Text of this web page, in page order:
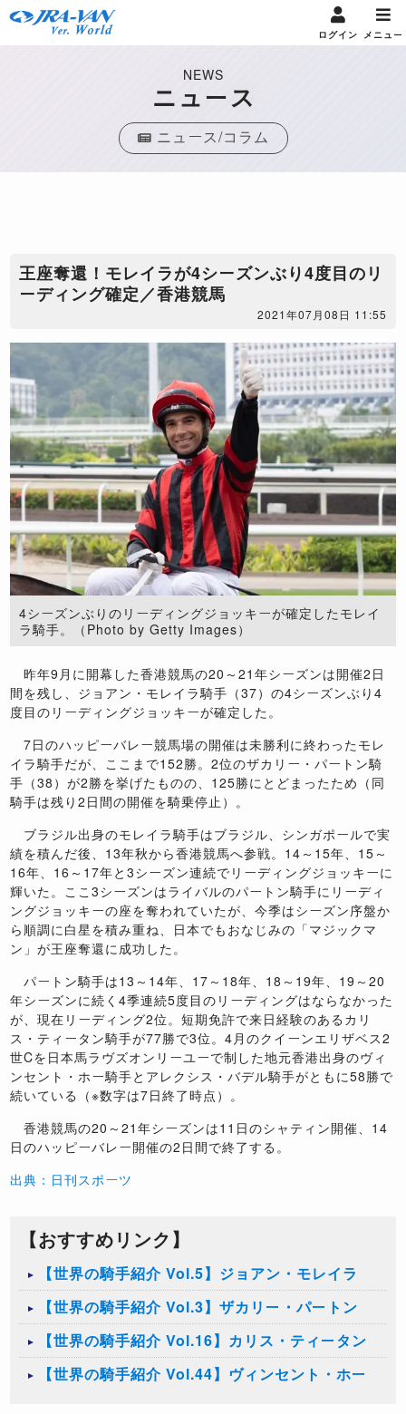
ログイン メニュー
NEWS
ニュース
ニュース/コラム
王座奪還！モレイラが4シーズンぶり4度目のリ
ーディング確定／香港競馬
2021年07月08日 11:55
4シーズンぶりのリーディングジョッキーが確定したモレイ
ラ騎手。（Photo by Getty Images）
昨年9月に開幕した香港競馬の20～21年シーズンは開催2日
間を残し、ジョアン・モレイラ騎手（37）の4シーズンぶり4
度目のリーディングジョッキーが確定した。
7日のハッピーバレー競馬場の開催は未勝利に終わったモレ
イラ騎手だが、ここまで152勝。2位のザカリー・パートン騎
手（38）が2勝を挙げたものの、125勝にとどまったため（同
騎手は残り2日間の開催を騎乗停止）。
ブラジル出身のモレイラ騎手はブラジル、シンガポールで実
績を積んだ後、13年秋から香港競馬へ参戦。14～15年、15～
16年、16～17年と3シーズン連続でリーディングジョッキーに
輝いた。ここ3シーズンはライバルのパートン騎手にリーディ
ングジョッキーの座を奪われていたが、今季はシーズン序盤か
ら順調に白星を積み重ね、日本でもおなじみの「マジックマ
ン」が王座奪還に成功した。
パートン騎手は13～14年、17～18年、18～19年、19～20
年シーズンに続く4季連続5度目のリーディングはならなかった
が、現在リーディング2位。短期免許で来日経験のあるカリ
ス・ティータン騎手が77勝で3位。4月のクイーンエリザベス2
世Cを日本馬ラヴズオンリーユーで制した地元香港出身のヴィ
ンセント・ホー騎手とアレクシス・バデル騎手がともに58勝で
続いている（※数字は7日終了時点）。
香港競馬の20～21年シーズンは11日のシャティン開催、14
日のハッピーバレー開催の2日間で終了する。
出典：日刊スポーツ
【おすすめリンク】
【世界の騎手紹介 Vol.5】ジョアン・モレイラ
【世界の騎手紹介 Vol.3】ザカリー・パートン
【世界の騎手紹介 Vol.16】カリス・ティータン
【世界の騎手紹介 Vol.44】ヴィンセント・ホー